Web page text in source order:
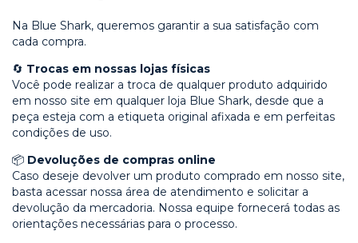
Na Blue Shark, queremos garantir a sua satisfação com
cada compra.
🔄 Trocas em nossas lojas físicas
Você pode realizar a troca de qualquer produto adquirido
em nosso site em qualquer loja Blue Shark, desde que a
peça esteja com a etiqueta original afixada e em perfeitas
condições de uso.
📦 Devoluções de compras online
Caso deseje devolver um produto comprado em nosso site,
basta acessar nossa área de atendimento e solicitar a
devolução da mercadoria. Nossa equipe fornecerá todas as
orientações necessárias para o processo.